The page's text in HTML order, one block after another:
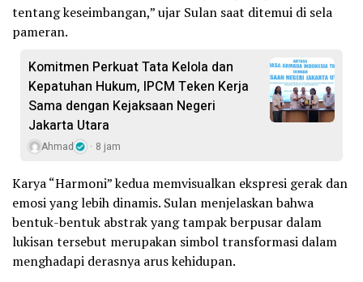
tentang keseimbangan,” ujar Sulan saat ditemui di sela
pameran.
Komitmen Perkuat Tata Kelola dan
Kepatuhan Hukum, IPCM Teken Kerja
Sama dengan Kejaksaan Negeri
Jakarta Utara
Ahmad 8 jam
Karya “Harmoni” kedua memvisualkan ekspresi gerak dan
emosi yang lebih dinamis. Sulan menjelaskan bahwa
bentuk-bentuk abstrak yang tampak berpusar dalam
lukisan tersebut merupakan simbol transformasi dalam
menghadapi derasnya arus kehidupan.